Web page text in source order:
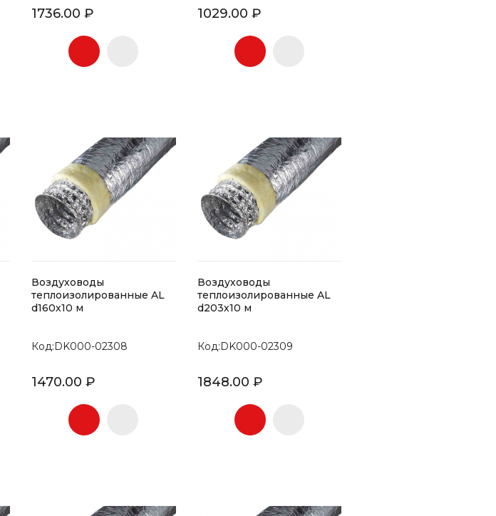
1736.00 ₽ 1029.00 ₽
Воздуховоды
теплоизолированные AL
d160х10 м
Код:DK000-02308
1470.00 ₽
Воздуховоды
теплоизолированные AL
d203х10 м
Код:DK000-02309
1848.00 ₽